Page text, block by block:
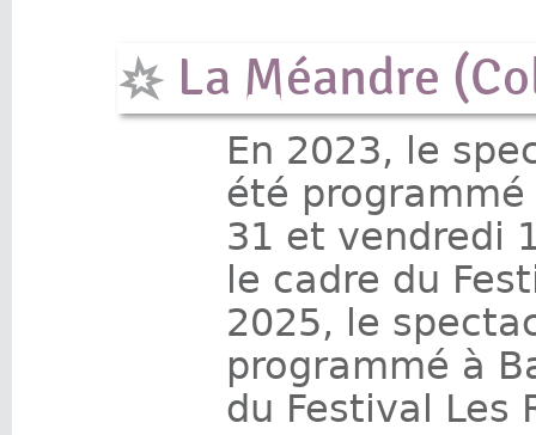
La Méandre
En 2023, le
été
31 et vendredi
le cadre du
2025, le
programmé à
du Festival Les